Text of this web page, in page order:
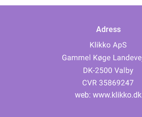
Adress
web: www.klikko.dk